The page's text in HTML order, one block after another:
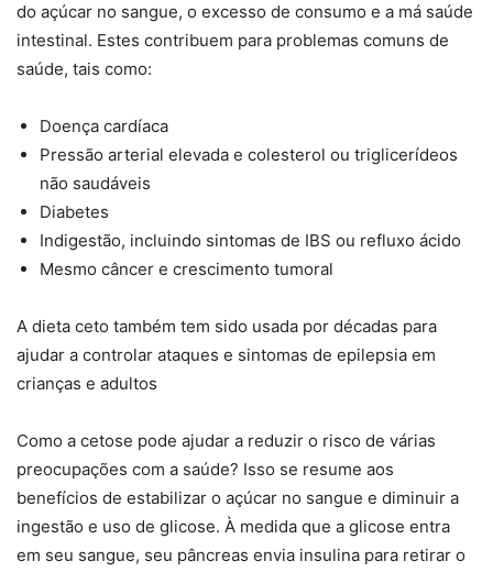
do açúcar no sangue, o excesso de consumo e a má saúde
intestinal. Estes contribuem para problemas comuns de
saúde, tais como:
Doença cardíaca
Pressão arterial elevada e colesterol ou triglicerídeos
não saudáveis
Diabetes
Indigestão, incluindo sintomas de IBS ou refluxo ácido
Mesmo câncer e crescimento tumoral
A dieta ceto também tem sido usada por décadas para
ajudar a controlar ataques e sintomas de epilepsia em
crianças e adultos
Como a cetose pode ajudar a reduzir o risco de várias
preocupações com a saúde? Isso se resume aos
benefícios de estabilizar o açúcar no sangue e diminuir a
ingestão e uso de glicose. À medida que a glicose entra
em seu sangue, seu pâncreas envia insulina para retirar o